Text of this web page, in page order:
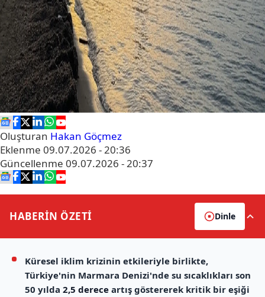
Oluşturan Hakan Göçmez
Eklenme 09.07.2026 - 20:36
Güncellenme 09.07.2026 - 20:37
HABERİN ÖZETİ Dinle
Küresel iklim krizinin etkileriyle birlikte,
Türkiye'nin Marmara Denizi'nde su sıcaklıkları son
50 yılda 2,5 derece artış göstererek kritik bir eşiği